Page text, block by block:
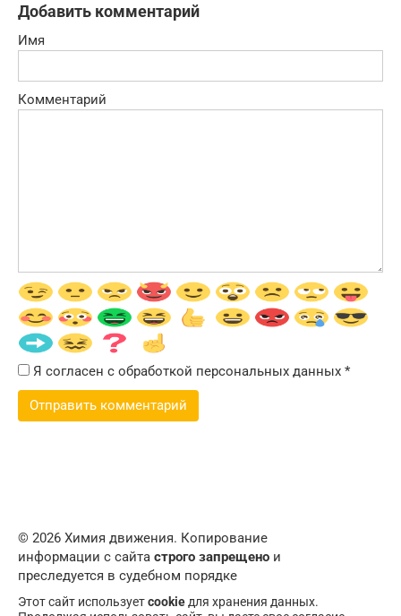
Добавить комментарий
Имя
Комментарий
Я согласен с обработкой персональных данных *
© 2026 Химия движения. Копирование
информации с сайта строго запрещено и
преследуется в судебном порядке
Этот сайт используетcookie для хранения данных.